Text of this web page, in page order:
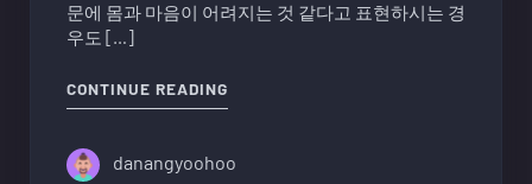
문에 몸과 마음이 어려지는 것 같다고 표현하시는 경
우도 […]
CONTINUE READING
danangyoohoo